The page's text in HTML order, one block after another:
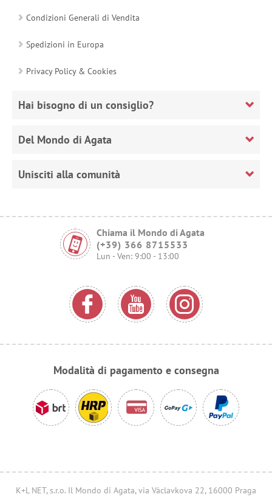
Condizioni Generali di Vendita
Spedizioni in Europa
Privacy Policy & Cookies
Hai bisogno di un consiglio?
Del Mondo di Agata
Unisciti alla comunità
Chiama il Mondo di Agata
(+39) 366 8715533
Lun - Ven: 9:00 - 13:00
Modalità di pagamento e consegna
K+L NET, s.r.o. Il Mondo di Agata, via Václavkova 22, 16000 Praga